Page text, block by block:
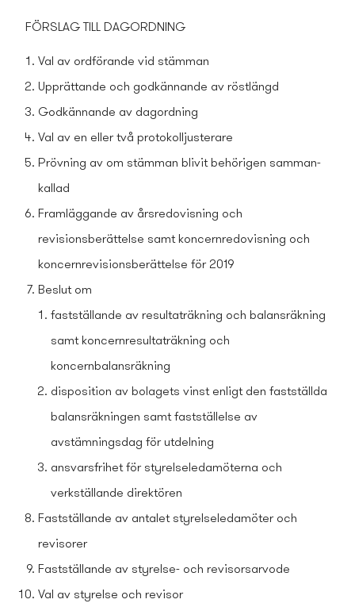
FÖRSLAG TILL DAGORDNING
Val av ordförande vid stämman
Upprättande och godkännande av röstlängd
Godkännande av dagordning
Val av en eller två protokolljusterare
Prövning av om stämman blivit behörigen samman­
kallad
Framläggande av årsredovisning och
revisionsberättelse samt koncernredovisning och
koncernrevisionsberättelse för 2019
Beslut om
fastställande av resultaträkning och balansräkning
samt koncernresultaträkning och
koncernbalansräkning
disposition av bolagets vinst enligt den fastställda
balansräkningen samt fastställelse av
avstämningsdag för utdelning
ansvarsfrihet för styrelseledamöterna och
verkställande direktören
Fastställande av antalet styrelseledamöter och
revisorer
Fastställande av styrelse- och revisorsarvode
Val av styrelse och revisor